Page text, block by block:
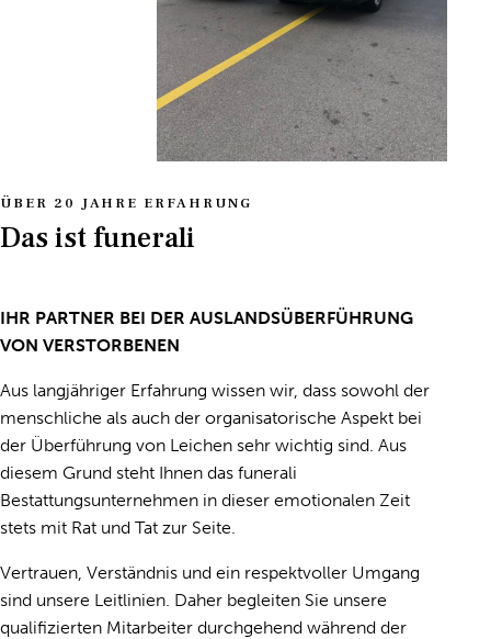
ÜBER 20 JAHRE ERFAHRUNG
Das ist funerali
IHR PARTNER BEI DER AUSLANDSÜBERFÜHRUNG
VON VERSTORBENEN
Aus langjähriger Erfahrung wissen wir, dass sowohl der
menschliche als auch der organisatorische Aspekt bei
der Überführung von Leichen sehr wichtig sind. Aus
diesem Grund steht Ihnen das funerali
Bestattungsunternehmen in dieser emotionalen Zeit
stets mit Rat und Tat zur Seite.
Vertrauen, Verständnis und ein respektvoller Umgang
sind unsere Leitlinien. Daher begleiten Sie unsere
qualifizierten Mitarbeiter durchgehend während der